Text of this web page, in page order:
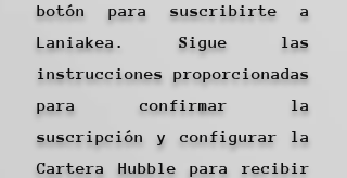
botón para suscribirte a
Laniakea. Sigue las
instrucciones proporcionadas
para confirmar la
suscripción y configurar la
Cartera Hubble para recibir